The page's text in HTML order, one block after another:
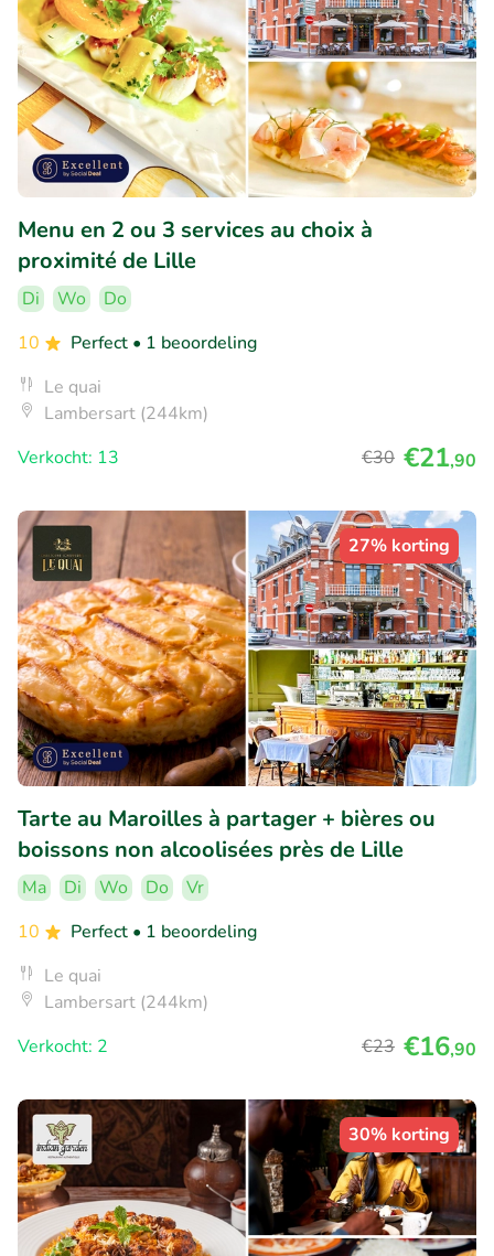
Menu en 2 ou 3 services au choix à
proximité de Lille
Di Wo
Do
10
Perfect • 1 beoordeling
Le quai
Lambersart (244km)
Verkocht: 13
€30 €21,90
27% korting
Tarte au Maroilles à partager + bières ou
boissons non alcoolisées près de Lille
Ma Di Wo Do
Vr
10
Perfect • 1 beoordeling
Le quai
Lambersart (244km)
Verkocht: 2
€23 €16,90
30% korting